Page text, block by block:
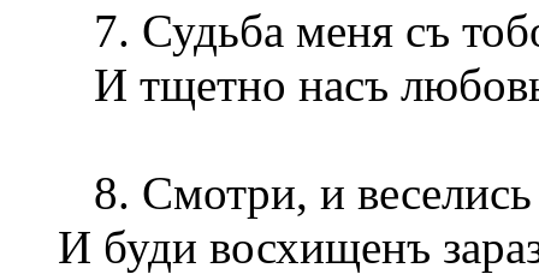
7. Судьба меня съ
И тщетно насъ
8. Смотри, и
И буди восхищенъ